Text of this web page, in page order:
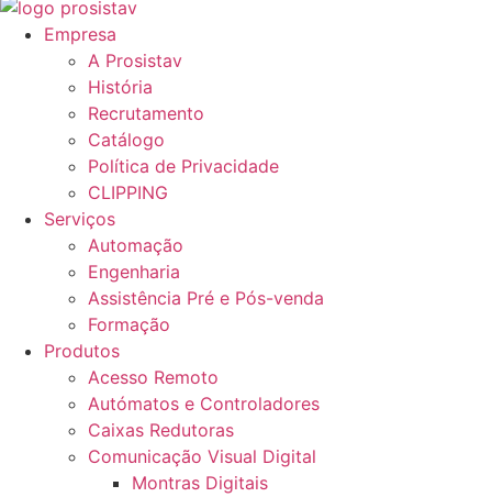
Empresa
A Prosistav
História
Recrutamento
Catálogo
Política de Privacidade
CLIPPING
Serviços
Automação
Engenharia
Assistência Pré e Pós-venda
Formação
Produtos
Acesso Remoto
Autómatos e Controladores
Caixas Redutoras
Comunicação Visual Digital
Montras Digitais